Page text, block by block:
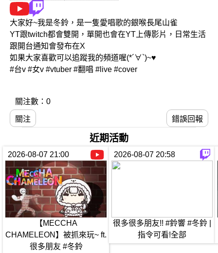
大家好~我是冬鈴，是一隻愛唱歌的銀喉長尾山雀
YT跟twitch都會雙開，單開也會在YT上傳影片，日常生活
跟開台通知會發布在X
如果大家喜歡可以追蹤我的頻道喔(*´∀`)~♥
#台v #女v #vtuber #翻唱 #live #cover
關注數：0
關注 錯誤回報
近期活動
2026-08-07 21:00
【MECCHA
CHAMELEON】被抓來玩~ ft.
很多朋友 #冬鈴
2026-08-07 20:58
很多很多朋友!! #鈴響 #冬鈴 |
指令可看!全部